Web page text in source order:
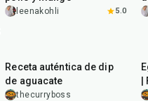
leenakohli 5.0
Receta auténtica de dip
de aguacate
thecurryboss